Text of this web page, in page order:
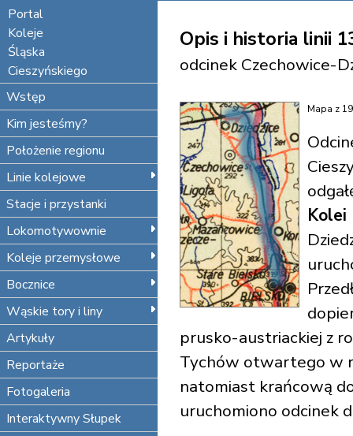
Portal
Koleje
Śląska
Cieszyńskiego
Wstęp
Kim jesteśmy?
Położenie regionu
Linie kolejowe
Stacje i przystanki
Lokomotywownie
Koleje przemysłowe
Bocznice
Wąskie tory i liny
Artykuły
Reportaże
Fotogaleria
Interaktywny Słupek
Opis i historia linii
odcinek Czechowice-
Mapa z
Kolei
prusko-austriackiej z
Tychów otwartego w
natomiast krańcową
uruchomiono odcinek